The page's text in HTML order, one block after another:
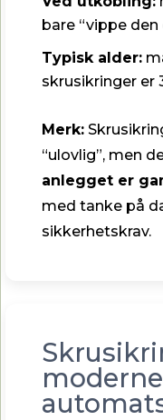
bare “vippe den
Typisk alder:
skrusikringer er
Merk:
“ulovlig”, men
anlegget er
med tanke på
sikkerhetskrav.
moderne